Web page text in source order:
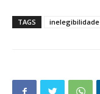
TAGS inelegibilidade